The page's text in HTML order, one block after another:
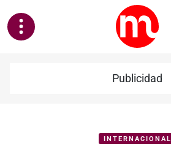
Publicidad
INTERNACIONAL